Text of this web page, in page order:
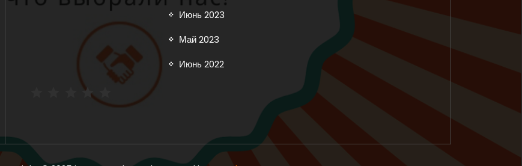
Июнь 2023
Май 2023
Июнь 2022
Рейтинг: 5 из 5.